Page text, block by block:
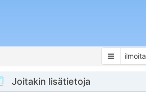
Joitakin lisätietoja